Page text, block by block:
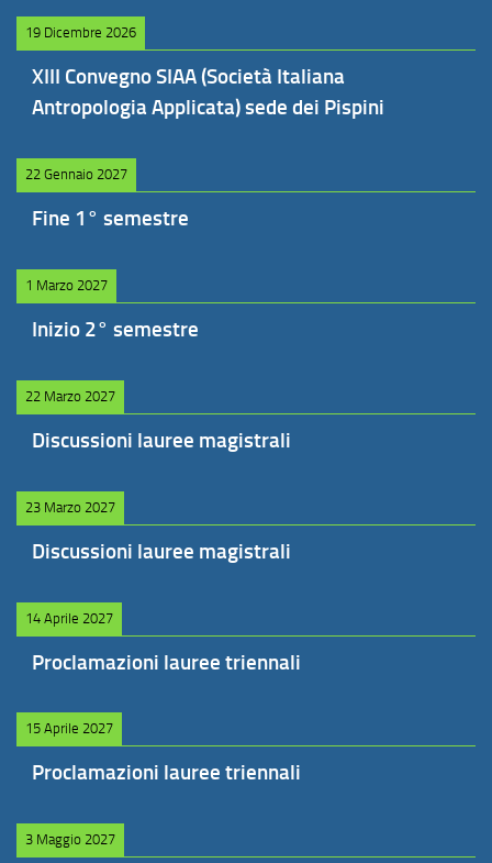
19 Dicembre 2026
XIII Convegno SIAA (Società Italiana
Antropologia Applicata) sede dei Pispini
22 Gennaio 2027
Fine 1° semestre
1 Marzo 2027
Inizio 2° semestre
22 Marzo 2027
Discussioni lauree magistrali
23 Marzo 2027
Discussioni lauree magistrali
14 Aprile 2027
Proclamazioni lauree triennali
15 Aprile 2027
Proclamazioni lauree triennali
3 Maggio 2027